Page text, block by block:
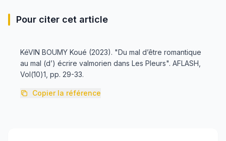
Pour citer cet article
KéVIN BOUMY Koué (2023). "Du mal d’être romantique
au mal (d’) écrire valmorien dans Les Pleurs". AFLASH,
Vol(10)1, pp. 29-33.
Copier la référence